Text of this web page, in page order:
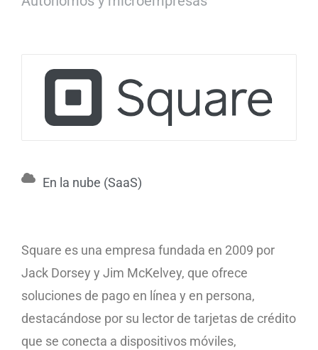
En la nube (SaaS)
Square es una empresa fundada en 2009 por
Jack Dorsey y Jim McKelvey, que ofrece
soluciones de pago en línea y en persona,
destacándose por su lector de tarjetas de crédito
que se conecta a dispositivos móviles,